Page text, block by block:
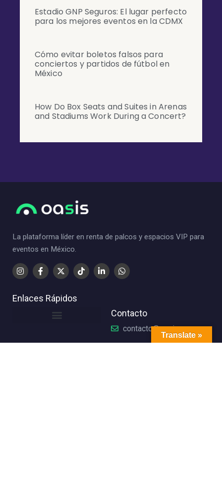
Estadio GNP Seguros: El lugar perfecto
para los mejores eventos en la CDMX
Cómo evitar boletos falsos para
conciertos y partidos de fútbol en
México
How Do Box Seats and Suites in Arenas
and Stadiums Work During a Concert?
La plataforma líder en renta de palcos y espacios VIP para
eventos en México.
Enlaces Rápidos
Contacto
contacto@oasisapp.mx
Translate »